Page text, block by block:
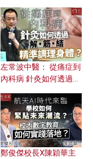
的七情六欲？
左常波中醫： 從痛症到
內科病 針灸如何透過解
鄭俊傑校長X陳穎華主